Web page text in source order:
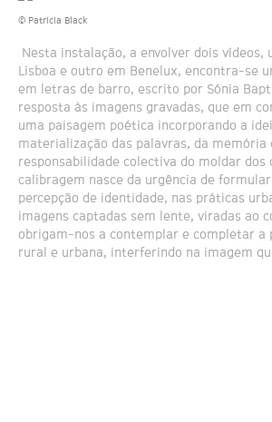
© Patrícia Black
Nesta instalação, a envolver dois vídeos,
Lisboa e outro em Benelux, encontra-se
em letras de barro, escrito por Sónia
resposta às imagens gravadas, que em
uma paisagem poética incorporando a
materialização das palavras, da memória
responsabilidade colectiva do moldar dos
calibragem nasce da urgência de
percepção de identidade, nas práticas
imagens captadas sem lente, viradas ao
obrigam-nos a contemplar e completar a
rural e urbana, interferindo na imagem